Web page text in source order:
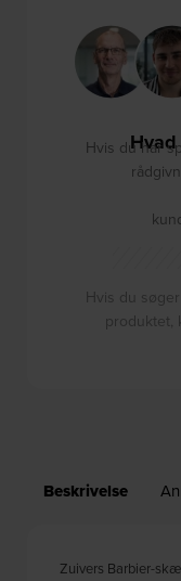
Beskrivelse
Zuivers Barbier-
Hvis du har
Hvis du
produktet,